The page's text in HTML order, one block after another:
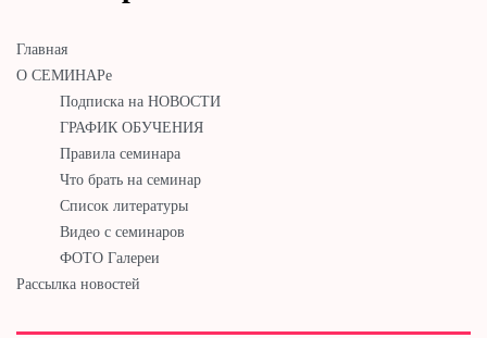
Главная
О СЕМИНАРе
Подписка на НОВОСТИ
ГРАФИК ОБУЧЕНИЯ
Правила семинара
Что брать на семинар
Список литературы
Видео с семинаров
ФОТО Галереи
Рассылка новостей